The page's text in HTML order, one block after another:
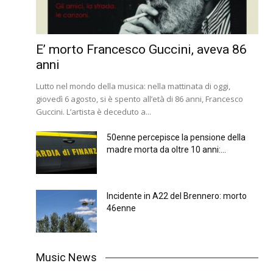
E’ morto Francesco Guccini, aveva 86
anni
Lutto nel mondo della musica: nella mattinata di oggi,
giovedì 6 agosto, si è spento all’età di 86 anni, Francesco
Guccini. L’artista è deceduto a...
50enne percepisce la pensione della
madre morta da oltre 10 anni:...
Incidente in A22 del Brennero: morto
46enne
Music News